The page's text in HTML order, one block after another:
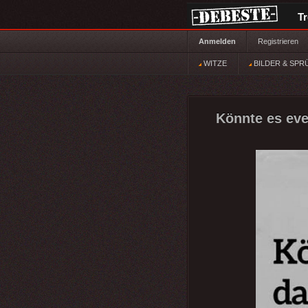
Anmelden Registrieren
WITZE BILDER &
Könnte es